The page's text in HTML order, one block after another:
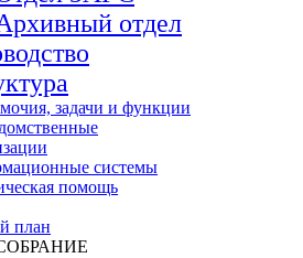
отдел
задачи и функции
системы
помощь
план